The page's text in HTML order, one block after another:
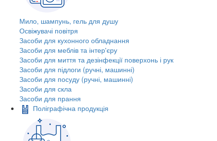
Мило, шампунь, гель для душу
Освіжувачі повітря
Засоби для кухонного обладнання
Засоби для меблів та інтер'єру
Засоби для миття та дезінфекції поверхонь і рук
Засоби для підлоги (ручні, машинні)
Засоби для посуду (ручні, машинні)
Засоби для скла
Засоби для прання
Поліграфічна продукція